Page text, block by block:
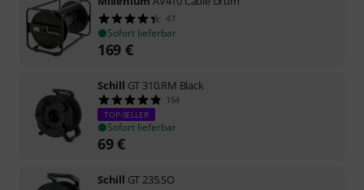
47
Sofort lieferbar
169 €
Schill GT 310.RM Black
154
TOP-SELLER
Sofort lieferbar
69€
Schill GT 235.SO